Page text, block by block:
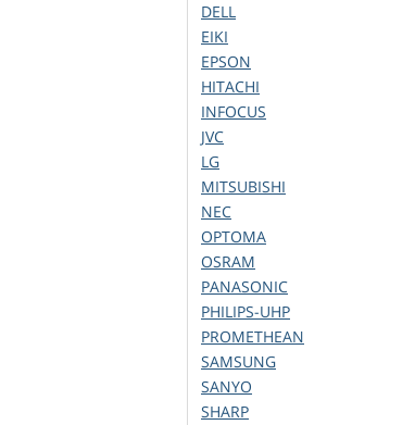
DELL
EIKI
EPSON
HITACHI
INFOCUS
JVC
LG
MITSUBISHI
NEC
OPTOMA
OSRAM
PANASONIC
PHILIPS-UHP
PROMETHEAN
SAMSUNG
SANYO
SHARP